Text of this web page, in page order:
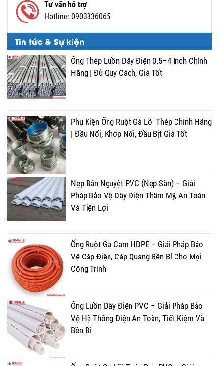
Tư vấn hỗ trợ
Hotline: 0903836065
Tin tức & Sự kiện
Ống Thép Luồn Dây Điện 0.5–4 Inch Chính
Hãng | Đủ Quy Cách, Giá Tốt
Phụ Kiện Ống Ruột Gà Lõi Thép Chính Hãng
| Đầu Nối, Khớp Nối, Đầu Bịt Giá Tốt
Nẹp Bán Nguyệt PVC (Nẹp Sàn) – Giải
Pháp Bảo Vệ Dây Điện Thẩm Mỹ, An Toàn
Và Tiện Lợi
Ống Ruột Gà Cam HDPE – Giải Pháp Bảo
Vệ Cáp Điện, Cáp Quang Bền Bỉ Cho Mọi
Công Trình
Ống Luồn Dây Điện PVC – Giải Pháp Bảo
Vệ Hệ Thống Điện An Toàn, Tiết Kiệm Và
Bền Bỉ